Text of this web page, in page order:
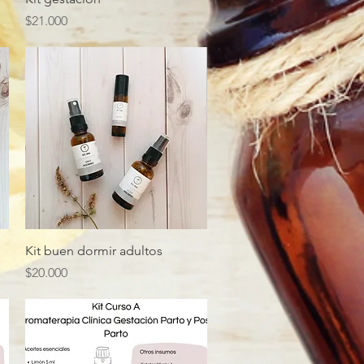
Precio
$21.000
Vista rápida
Kit buen dormir adultos
Precio
$20.000